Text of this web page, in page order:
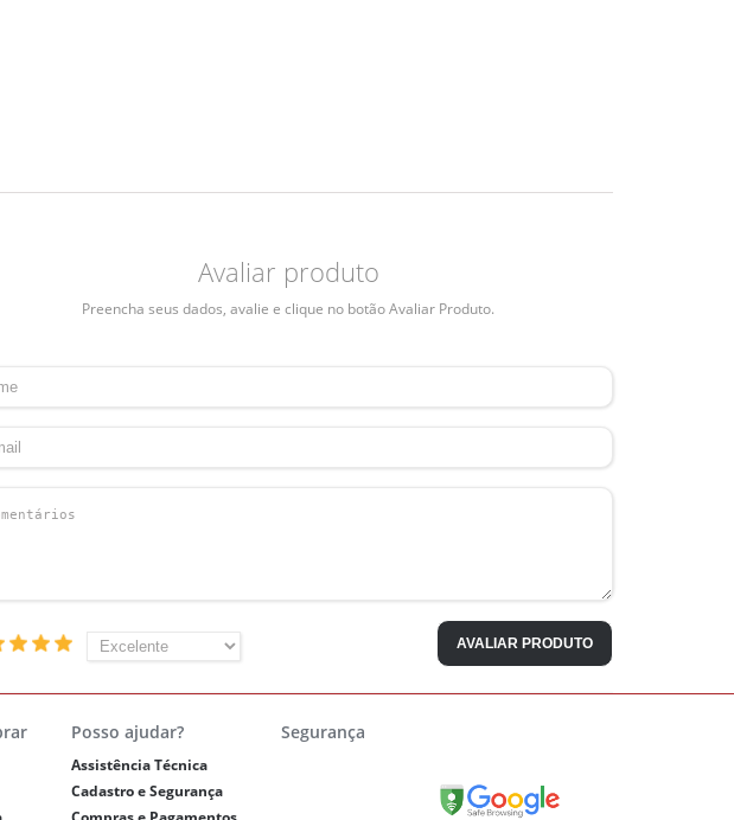
Avaliar produto
Preencha seus dados, avalie e clique no botão Avaliar Produto.
AVALIAR PRODUTO
Posso ajudar?
Assistência Técnica
Cadastro e Segurança
Segurança